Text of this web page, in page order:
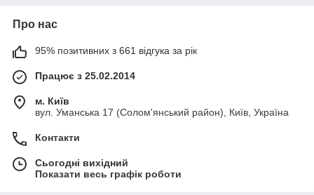
Про нас
95% позитивних з 661 відгука за рік
Працює з 25.02.2014
м. Київ
вул. Уманська 17 (Солом'янський район), Київ, Україна
Контакти
Сьогодні вихідний
Показати весь графік роботи